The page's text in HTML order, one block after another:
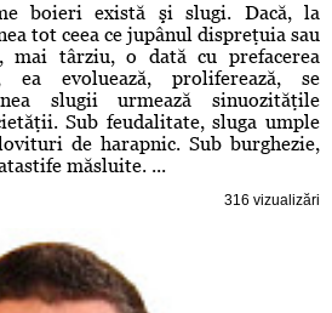
boieri există şi slugi. Dacă, la
tot ceea ce jupânul dispreţuia sau
mai târziu, o dată cu prefacerea
evoluează, proliferează, se
slugii urmează sinuozităţile
Sub feudalitate, sluga umple
de harapnic. Sub burghezie,
măsluite. ...
316 vizualizări